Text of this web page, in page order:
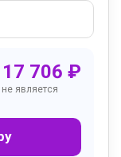
17 706 ₽
является